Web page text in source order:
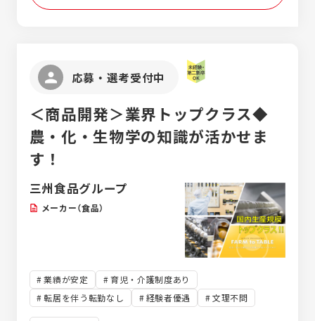
応募・選考受付中
＜商品開発＞業界トップクラス◆
農・化・生物学の知識が活かせま
す！
三州食品グループ
メーカー（食品）
業績が安定
育児・介護制度あり
転居を伴う転勤なし
経験者優遇 文理不問